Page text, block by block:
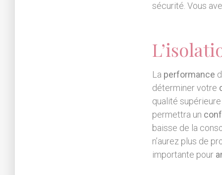
sécurité. Vous
La performance
déterminer votre
qualité
permettra un
baisse de la
n’aurez plus de
importante pour